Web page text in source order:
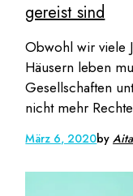
gereist sind
Obwohl wir viele
Häusern leben
Gesellschaften
nicht mehr
März 6, 2020by